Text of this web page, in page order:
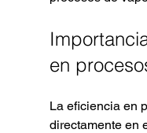
en
La eficiencia en
directamente en